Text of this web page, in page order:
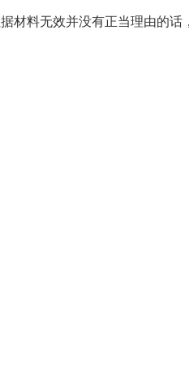
料无效并没有正当理由的话